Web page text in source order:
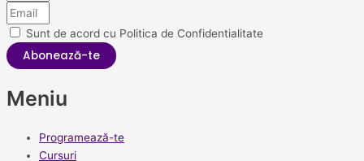
Sunt de acord cu Politica de Confidentialitate
Abonează-te
Meniu
Programează-te
Cursuri